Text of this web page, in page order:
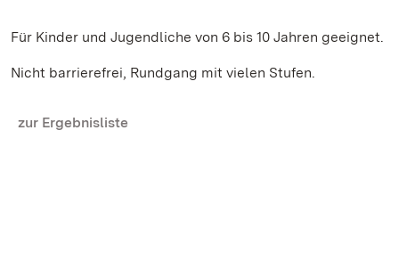
Für Kinder und Jugendliche von 6 bis 10 Jahren geeignet.
Nicht barrierefrei, Rundgang mit vielen Stufen.
zur Ergebnisliste